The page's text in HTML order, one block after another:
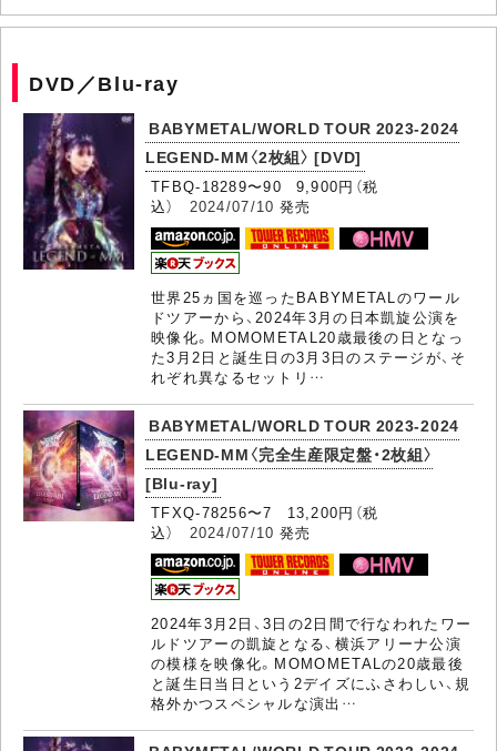
DVD／Blu-ray
BABYMETAL/WORLD TOUR 2023-2024
LEGEND-MM〈2枚組〉 [DVD]
TFBQ-18289〜90 9,900円（税
込） 2024/07/10 発売
世界25ヵ国を巡ったBABYMETALのワール
ドツアーから、2024年3月の日本凱旋公演を
映像化。MOMOMETAL20歳最後の日となっ
た3月2日と誕生日の3月3日のステージが、そ
れぞれ異なるセットリ…
BABYMETAL/WORLD TOUR 2023-2024
LEGEND-MM〈完全生産限定盤・2枚組〉
[Blu-ray]
TFXQ-78256〜7 13,200円（税
込） 2024/07/10 発売
2024年3月2日、3日の2日間で行なわれたワー
ルドツアーの凱旋となる、横浜アリーナ公演
の模様を映像化。MOMOMETALの20歳最後
と誕生日当日という2デイズにふさわしい、規
格外かつスペシャルな演出…